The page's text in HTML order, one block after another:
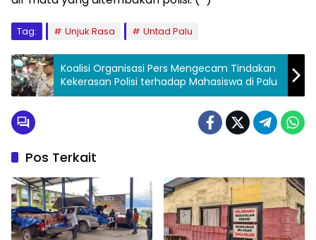
Tag: Unjuk Rasa Untad Palu
Koalisi Organisasi Pers Mengecam Tindakan
Kekerasan Polisi terhadap Mahasiswa di Palu
Pos Terkait